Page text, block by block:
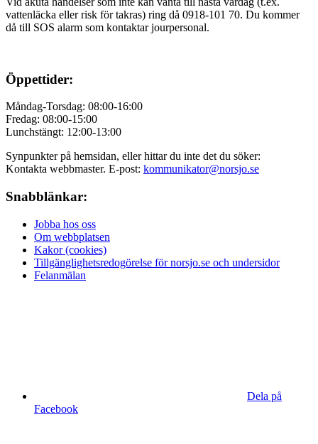
vattenläcka ellerrisk för takras) ring då 0918-101 70. Du kommer
då till SOS alarm som kontaktar jourpersonal.
Öppettider:
Måndag-Torsdag: 08:00-16:00
Fredag: 08:00-15:00
Lunchstängt: 12:00-13:00
Synpunkter på hemsidan, eller hittar du inte det du söker:
Kontakta webbmaster. E-post: kommunikator@norsjo.se
Snabblänkar:
Jobba hos oss
Om webbplatsen
Kakor (cookies)
Tillgänglighetsredogörelse för norsjo.se och undersidor
Felanmälan
Dela på
Facebook